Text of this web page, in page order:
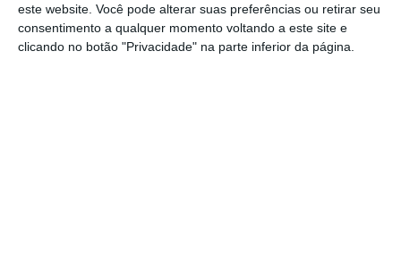
este website. Você pode alterar suas preferências ou retirar seu
consentimento a qualquer momento voltando a este site e
clicando no botão "Privacidade" na parte inferior da página.
facto, estamos a sentir que vão ser anos
igualmente desafiantes, como foram estes